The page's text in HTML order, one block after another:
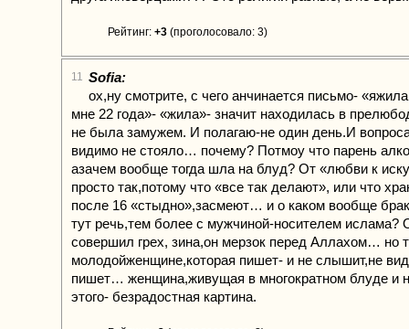
Рейтинг: +3 (проголосовало: 3)
11 Sofia:
ох,ну смотрите, с чего анчинается письмо-
мне 22 года»- «жила»- значит находилась в
не была замужем. И полагаю-не один день.И
видимо не стояло… почему? Потмоу что парень
азачем вообще тогда шла на блуд? От «любви к
просто так,потому что «все так делают», или что
после 16 «стыдно»,засмеют… и о каком вообще
тут речь,тем более с мужчиной-носителем ислама?
совершил грех, зина,он мерзок перед Аллахом… но
молодойженщине,которая пишет- и не слышит,не
пишет… женщина,живущая в многократном блуде и
этого- безрадостная картина.